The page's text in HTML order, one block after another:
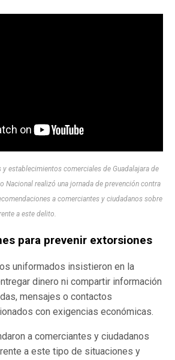
establecimientos comerciales de Guadalajara de
Nacional realizó una jornada de prevención contra
a comerciantes y ciudadanos sobre
a este delito.
para prevenir extorsiones
uniformados insistieron en la
dinero ni compartir información
mensajes o contactos
con exigencias económicas.
a comerciantes y ciudadanos
a este tipo de situaciones y